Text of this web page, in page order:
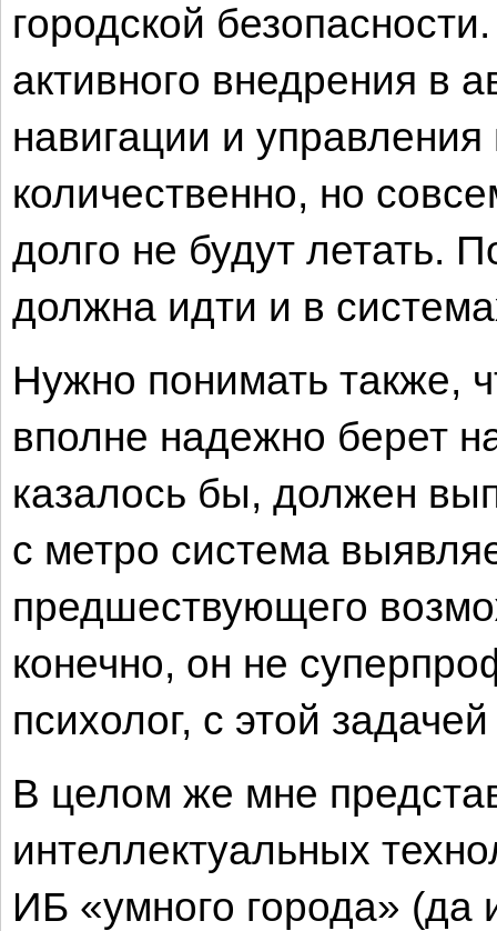
городской
активного внедрения в
навигации и
количественно, но
долго не будут летать.
должна идти и в
Нужно понимать также,
вполне надежно берет
казалось бы, должен
с метро система
предшествующего
конечно, он не
психолог, с этой
В целом же мне
интеллектуальных
ИБ «умного города»